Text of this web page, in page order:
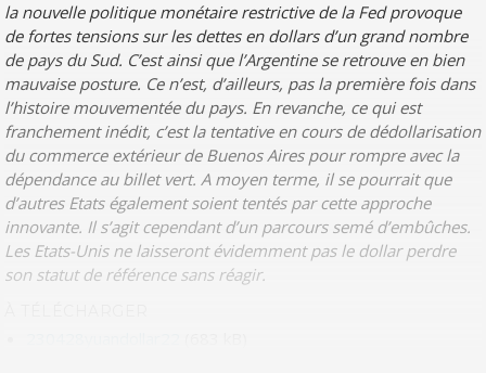
la nouvelle politique monétaire restrictive de la Fed provoque
de fortes tensions sur les dettes en dollars d’un grand nombre
de pays du Sud. C’est ainsi que l’Argentine se retrouve en bien
mauvaise posture. Ce n’est, d’ailleurs, pas la première fois dans
l’histoire mouvementée du pays. En revanche, ce qui est
franchement inédit, c’est la tentative en cours de dédollarisation
du commerce extérieur de Buenos Aires pour rompre avec la
dépendance au billet vert. A moyen terme, il se pourrait que
d’autres Etats également soient tentés par cette approche
innovante. Il s’agit cependant d’un parcours semé d’embûches.
Les Etats-Unis ne laisseront évidemment pas le dollar perdre
son statut de référence sans réagir.